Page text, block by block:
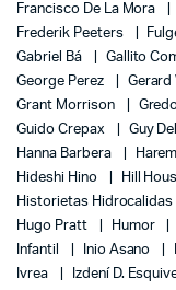
Francisco De La Mora
Frederik Peeters
Gabriel Bá
Gallito
George Perez
Gerard
Grant Morrison
Guido Crepax
Guy
Hanna Barbera
Harem
Hideshi Hino
Hill
Historietas Hidrocalidas
Hugo Pratt
Humor
Infantil
Inio Asano
Ivrea
Izdení D.